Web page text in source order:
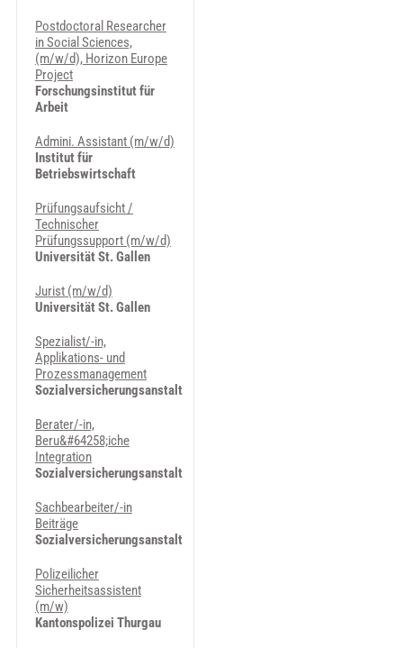
Postdoctoral Researcher
in Social Sciences,
(m/w/d), Horizon Europe
Project
Forschungsinstitut für
Arbeit
Admini. Assistant (m/w/d)
Institut für
Betriebswirtschaft
Prüfungsaufsicht /
Technischer
Prüfungssupport (m/w/d)
Universität St. Gallen
Jurist (m/w/d)
Universität St. Gallen
Spezialist/-in,
Applikations- und
Prozessmanagement
Sozialversicherungsanstalt
Berater/-in,
Beru&#64258;iche
Integration
Sozialversicherungsanstalt
Sachbearbeiter/-in
Beiträge
Sozialversicherungsanstalt
Polizeilicher
Sicherheitsassistent
(m/w)
Kantonspolizei Thurgau